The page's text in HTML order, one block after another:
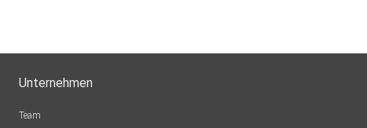
Unternehmen
Team